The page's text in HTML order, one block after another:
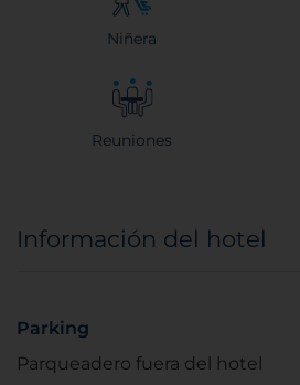
Niñera
Reuniones
Información del hotel
Parking
Parqueadero fuera del hotel